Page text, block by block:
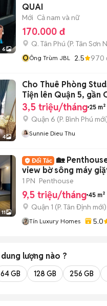
6
QUAI
Mới Cả nam và nữ
170.000 đ
Q. Tân Phú (P. Tân Sơn
ÔÔng Trùm JBL 2.5 970
4
Cho Thuê Phòng
Tiện lên Quận 5, gần
Dược
3,5 triệu/tháng 25 m²
Quận 6 (P. Bình Phú
Sunnie Dieu Thu
11
🏡
view bờ sông máy
Thảo Cầm Viên
1 PN Penthouse
9,5 triệu/tháng 45 m²
Quận 1 (P. Tân Định mới)
Tín Luxury Homes 5.0
dung lượng nào ?
64 GB 128 GB 256 GB